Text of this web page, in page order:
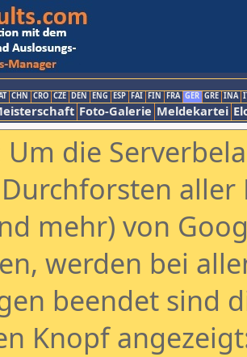
CHN CRO CZE DEN ENG ESP FAI FIN FRA GER GRE INA
Foto-Galerie Meldekartei
Um die
aller
mehr) von
werden bei
beendet sind
Knopf